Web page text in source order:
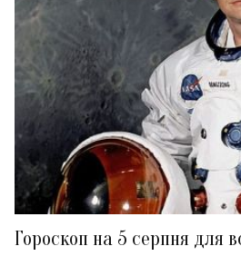
Гороскоп на 5 серпня для